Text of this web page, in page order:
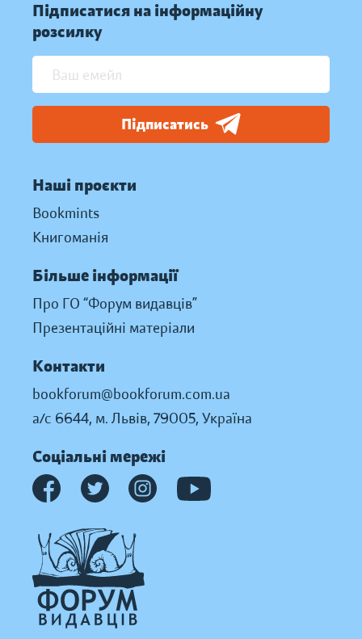
Підписатися на інформаційну
розсилку
Підписатись
Наші проєкти
Bookmints
Книгоманія
Більше інформації
Про ГО “Форум видавців”
Презентаційні матеріали
Контакти
bookforum@bookforum.com.ua
а/с 6644, м. Львів, 79005, Україна
Соціальні мережі